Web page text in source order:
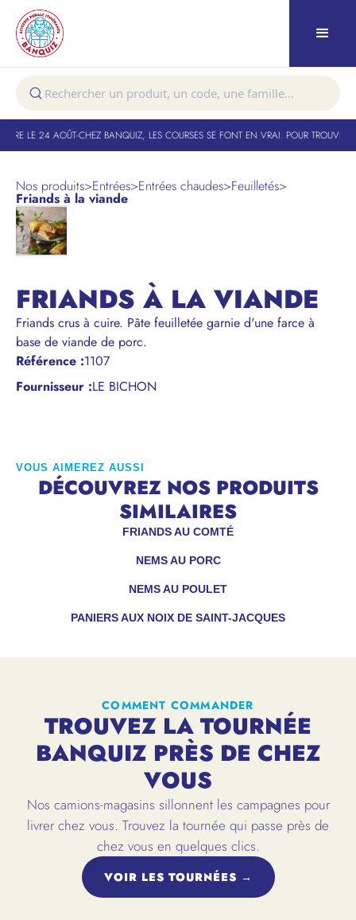
LE 24 AOÛT-CHEZ BANQUIZ, LES COURSES SE FONT EN VRAI. POUR TROUVER
Nos produits>Entrées>Entrées chaudes>Feuilletés>
Friands à la viande
FRIANDS À LA VIANDE
Friands crus à cuire. Pâte feuilletée garnie d'une farce à
base de viande de porc.
Référence :1107
Fournisseur :LE BICHON
VOUS AIMEREZ AUSSI
DÉCOUVREZ NOS PRODUITS
SIMILAIRES
NEMS AU PORC
NEMS AU POULET
PANIERS AUX NOIX DE SAINT-JACQUES
FRIANDS AU COMTÉ
COMMENT COMMANDER
TROUVEZ LA TOURNÉE
BANQUIZ PRÈS DE CHEZ
VOUS
Nos camions-magasins sillonnent les campagnes pour
livrer chez vous. Trouvez la tournée qui passe près de
chez vous en quelques clics.
VOIR LES TOURNÉES →